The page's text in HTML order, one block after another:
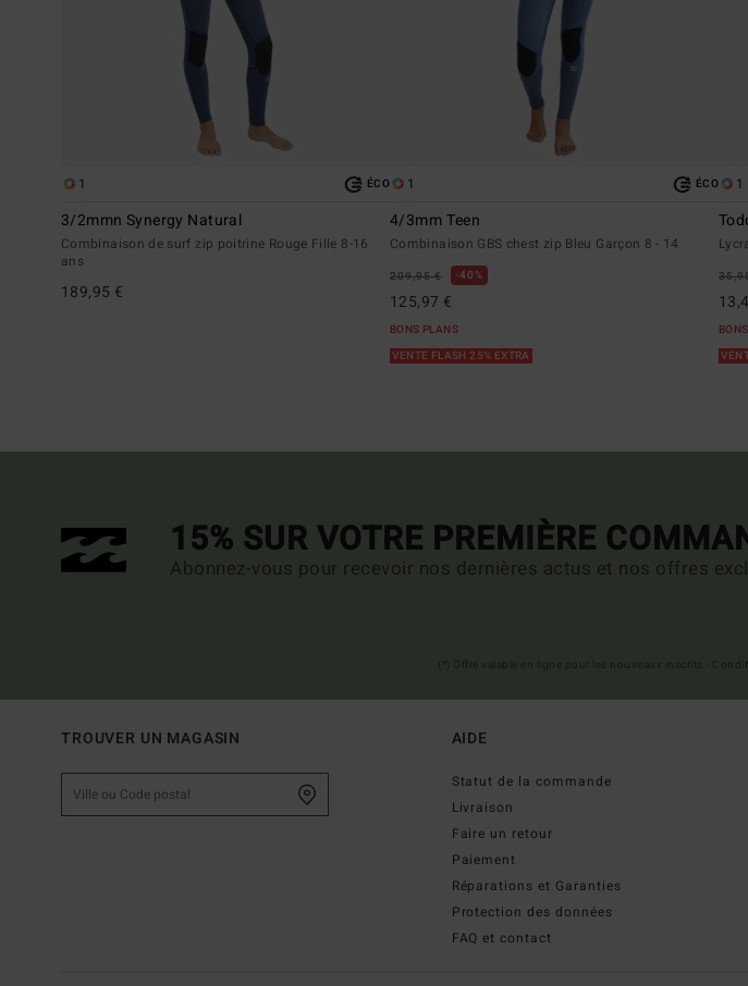
1 ÉCO
3/2mmn Synergy Natural
Combinaison de surf zip poitrine Rouge Fille 8-16
ans
189,95 €
1 ÉCO
4/3mm Teen
Combinaison GBS chest zip Bleu Garçon 8 - 14
209,95 € 40%
125,97 €
BONS PLANS
VENTE FLASH 25% EXTRA
1
15% SUR VOTRE PREMIÈRE
Abonnez-vous pour recevoir nos dernières actus et nos offres
TROUVER UN MAGASIN AIDE
Statut de la commande
Livraison
Faire un retour
Paiement
Réparations et Garanties
Protection des données
FAQ et contact